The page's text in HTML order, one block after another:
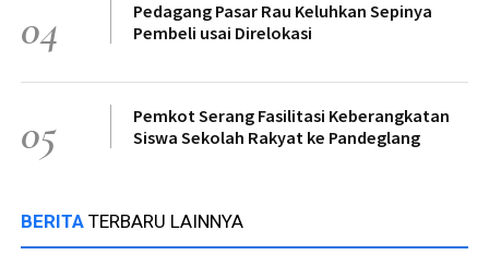
04
Pedagang Pasar Rau Keluhkan Sepinya
Pembeli usai Direlokasi
05
Pemkot Serang Fasilitasi Keberangkatan
Siswa Sekolah Rakyat ke Pandeglang
BERITA TERBARU LAINNYA